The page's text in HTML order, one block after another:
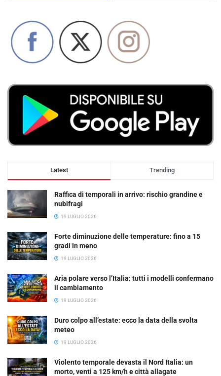
Latest Trending
Raffica di temporali in arrivo: rischio grandine e
nubifragi
19 LUGLIO 2026
Forte diminuzione delle temperature: fino a 15
gradi in meno
19 LUGLIO 2026
Aria polare verso l’Italia: tutti i modelli confermano
il cambiamento
19 LUGLIO 2026
Duro colpo all’estate: ecco la data della svolta
meteo
19 LUGLIO 2026
Violento temporale devasta il Nord Italia: un
morto, venti a 125 km/h e città allagate